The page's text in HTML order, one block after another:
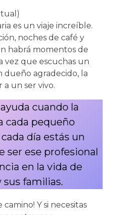
es un viaje increíble.
noches de café y
habrá momentos de
vez que escuchas un
dueño agradecido, la
a un ser vivo.
cuando la
cada pequeño
día estás un
ser ese profesional
en la vida de
familias.
camino! Y si necesitas